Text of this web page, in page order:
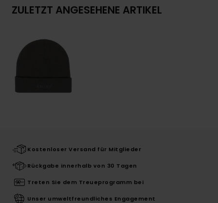
ZULETZT ANGESEHENE ARTIKEL
Kostenloser Versand für Mitglieder
Rückgabe innerhalb von 30 Tagen
Treten Sie dem Treueprogramm bei
Unser umweltfreundliches Engagement